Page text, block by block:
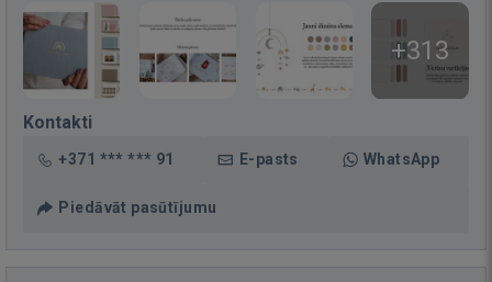
+313
Kontakti
+371 *** *** 91 E-pasts WhatsApp
Piedāvāt pasūtījumu